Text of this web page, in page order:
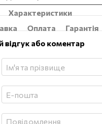
Характеристики
Оплата Гарантія
відгук або коментар